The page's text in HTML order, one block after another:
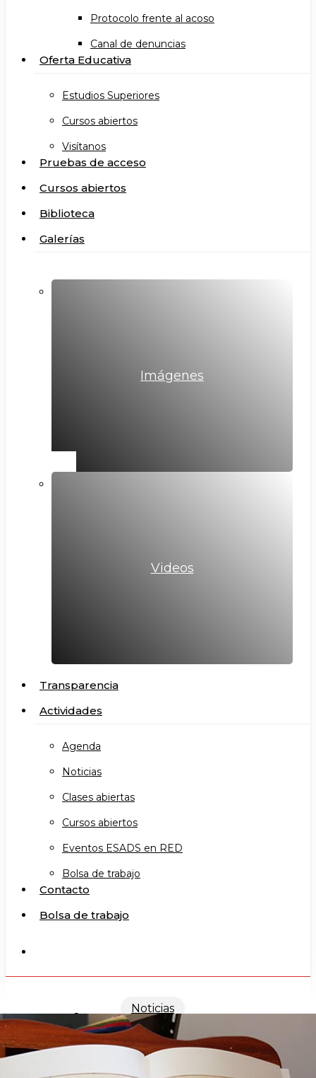
Protocolo frente al acoso
Canal de denuncias
Oferta Educativa
Estudios Superiores
Cursos abiertos
Visítanos
Pruebas de acceso
Cursos abiertos
Biblioteca
Galerías
Imágenes
Videos
Transparencia
Actividades
Agenda
Noticias
Clases abiertas
Cursos abiertos
Eventos ESADS en RED
Bolsa de trabajo
Contacto
Bolsa de trabajo
Noticias
DÍA DE CANARIAS